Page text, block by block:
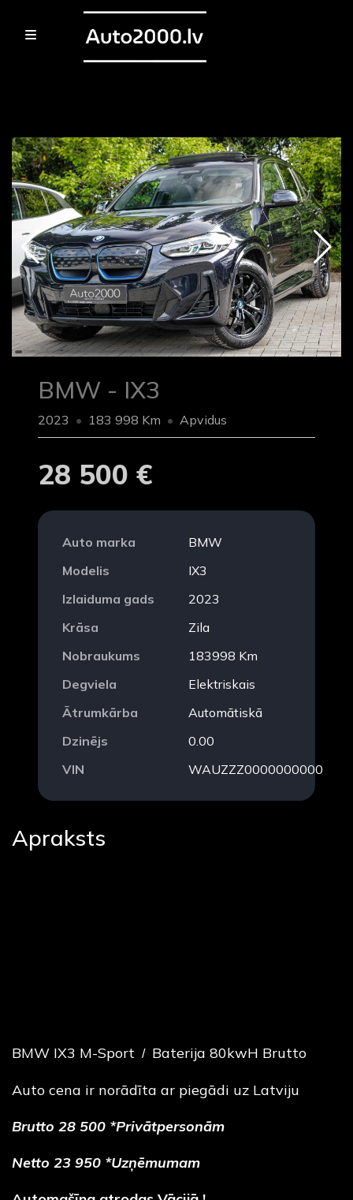
BMW - IX3
2023 183 998 Km Apvidus
28 500 €
Auto marka
BMW
Modelis
IX3
Izlaiduma gads
2023
Krāsa
Zila
Nobraukums
183998 Km
Degviela
Elektriskais
Ātrumkārba
Automātiskā
Dzinējs
0.00
VIN
WAUZZZ0000000000
Apraksts
BMW IX3 M-Sport / Baterija 80kwH Brutto
Auto cena ir norādīta ar piegādi uz Latviju
Brutto 28 500 *Privātpersonām
Netto 23 950 *Uzņēmumam